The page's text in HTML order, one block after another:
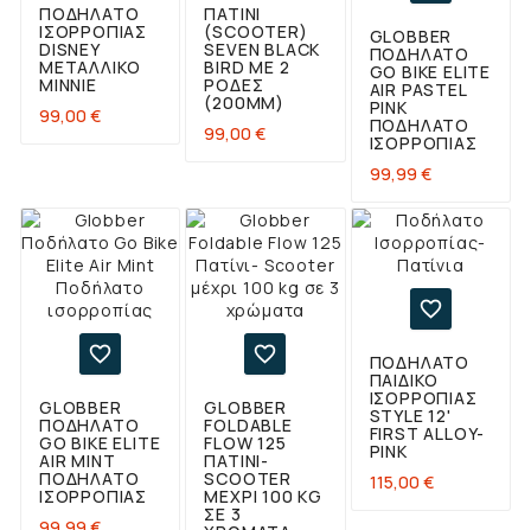
ΠΟΔΉΛΑΤΟ
ΙΣΟΡΡΟΠΊΑΣ
DISNEY
ΜΕΤΑΛΛΙΚΌ
MINNIE
99,00 €
ΠΑΤΊΝΙ
(SCOOTER)
SEVEN BLACK
BIRD ΜΕ 2
ΡΌΔΕΣ
(200MM)
99,00 €
GLOBBER
ΠΟΔΉΛΑΤΟ
GO BIKE ELITE
AIR PASTEL
PINK
ΠΟΔΉΛΑΤΟ
ΙΣΟΡΡΟΠΊΑΣ
99,99 €

GLOBBER
ΠΟΔΉΛΑΤΟ
GO BIKE ELITE
AIR MINT
ΠΟΔΉΛΑΤΟ
ΙΣΟΡΡΟΠΊΑΣ

GLOBBER
FOLDABLE
FLOW 125
ΠΑΤΊΝΙ-
SCOOTER
ΜΈΧΡΙ 100 KG
ΣΕ 3

ΠΟΔΉΛΑΤΟ
ΠΑΙΔΙΚΌ
ΙΣΟΡΡΟΠΊΑΣ
STYLE 12'
FIRST ALLOY-
PINK
115,00 €